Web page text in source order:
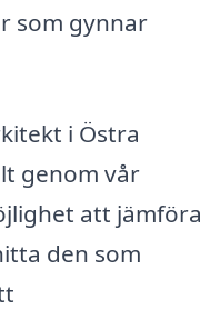
som gynnar
i Östra
genom vår
att jämföra
den som